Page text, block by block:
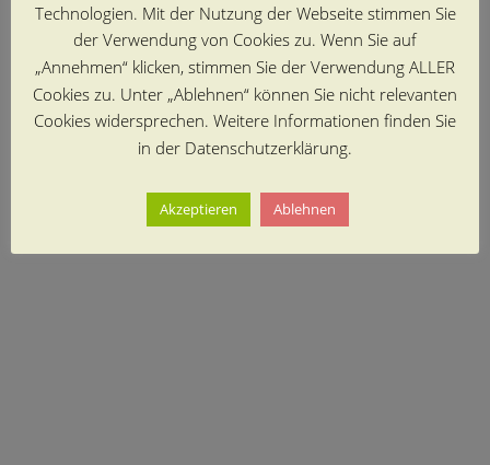
Technologien. Mit der Nutzung der Webseite stimmen Sie
der Verwendung von Cookies zu. Wenn Sie auf
„Annehmen“ klicken, stimmen Sie der Verwendung ALLER
Cookies zu. Unter „Ablehnen“ können Sie nicht relevanten
Cookies widersprechen. Weitere Informationen finden Sie
in der Datenschutzerklärung.
Akzeptieren Ablehnen